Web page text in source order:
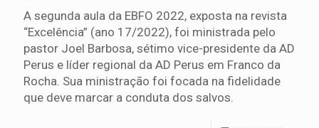
A segunda aula da EBFO 2022, exposta na revista
“Excelência” (ano 17/2022), foi ministrada pelo
pastor Joel Barbosa, sétimo vice-presidente da AD
Perus e líder regional da AD Perus em Franco da
Rocha. Sua ministração foi focada na fidelidade
que deve marcar a conduta dos salvos.